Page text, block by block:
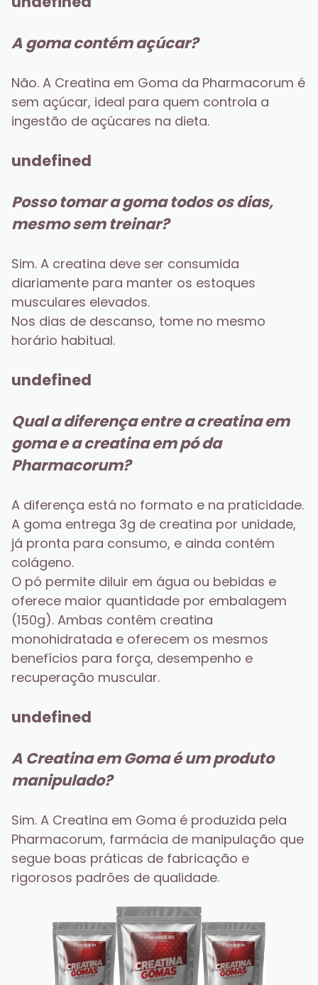
A goma contém açúcar?
Não. A Creatina em Goma da Pharmacorum é
sem açúcar, ideal para quem controla a
ingestão de açúcares na dieta.
undefined
Posso tomar a goma todos os dias,
mesmo sem treinar?
Sim. A creatina deve ser consumida
diariamente para manter os estoques
musculares elevados.
Nos dias de descanso, tome no mesmo
horário habitual.
undefined
Qual a diferença entre a creatina em
goma e a creatina em pó da
Pharmacorum?
A diferença está no formato e na praticidade.
A goma entrega 3g de creatina por unidade,
já pronta para consumo, e ainda contém
colágeno.
O pó permite diluir em água ou bebidas e
oferece maior quantidade por embalagem
(150g). Ambas contêm creatina
monohidratada e oferecem os mesmos
benefícios para força, desempenho e
recuperação muscular.
undefined
A Creatina em Goma é um produto
manipulado?
Sim. A Creatina em Goma é produzida pela
Pharmacorum, farmácia de manipulação que
segue boas práticas de fabricação e
rigorosos padrões de qualidade.